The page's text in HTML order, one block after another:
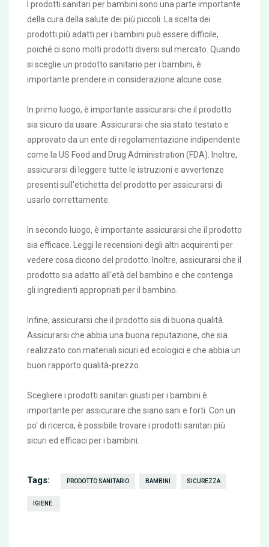
I prodotti sanitari per bambini sono una parte importante
della cura della salute dei più piccoli. La scelta dei
prodotti più adatti per i bambini può essere difficile,
poiché ci sono molti prodotti diversi sul mercato. Quando
si sceglie un prodotto sanitario per i bambini, è
importante prendere in considerazione alcune cose.
In primo luogo, è importante assicurarsi che il prodotto
sia sicuro da usare. Assicurarsi che sia stato testato e
approvato da un ente di regolamentazione indipendente
come la US Food and Drug Administration (FDA). Inoltre,
assicurarsi di leggere tutte le istruzioni e avvertenze
presenti sull'etichetta del prodotto per assicurarsi di
usarlo correttamente.
In secondo luogo, è importante assicurarsi che il prodotto
sia efficace. Leggi le recensioni degli altri acquirenti per
vedere cosa dicono del prodotto. Inoltre, assicurarsi che il
prodotto sia adatto all'età del bambino e che contenga
gli ingredienti appropriati per il bambino.
Infine, assicurarsi che il prodotto sia di buona qualità.
Assicurarsi che abbia una buona reputazione, che sia
realizzato con materiali sicuri ed ecologici e che abbia un
buon rapporto qualità-prezzo.
Scegliere i prodotti sanitari giusti per i bambini è
importante per assicurare che siano sani e forti. Con un
po' di ricerca, è possibile trovare i prodotti sanitari più
sicuri ed efficaci per i bambini.
Tags: PRODOTTO SANITARIO BAMBINI SICUREZZA
IGIENE.